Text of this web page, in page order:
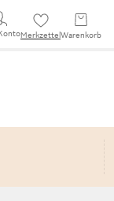
Merkzettel Warenkorb